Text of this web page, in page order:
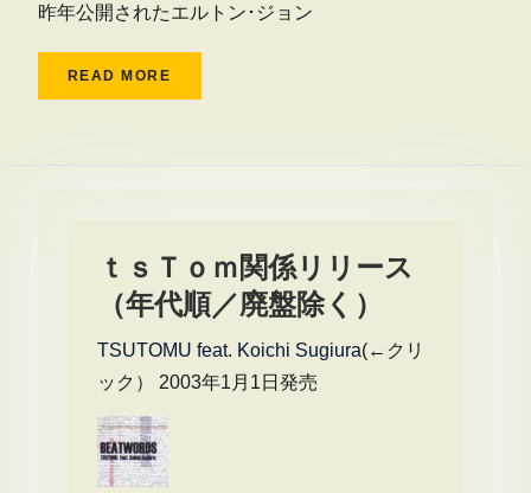
昨年公開されたエルトン･ジョン
READ MORE
ｔｓＴｏｍ関係リリース
（年代順／廃盤除く）
TSUTOMU feat. Koichi Sugiura(←クリ
ック） 2003年1月1日発売